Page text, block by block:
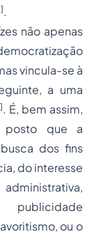
.
não apenas
vincula-se à
a uma
. É, bem assim,
posto que a
dos fins
do interesse
ou o